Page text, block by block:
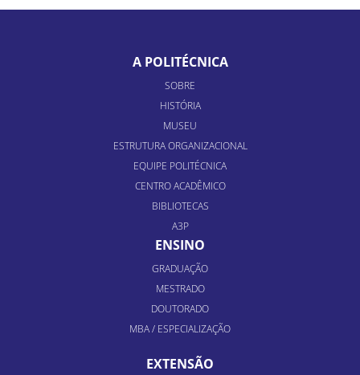
A POLITÉCNICA
SOBRE
HISTÓRIA
MUSEU
ESTRUTURA ORGANIZACIONAL
EQUIPE POLITÉCNICA
CENTRO ACADÊMICO
BIBLIOTECAS
A3P
ENSINO
GRADUAÇÃO
MESTRADO
DOUTORADO
MBA / ESPECIALIZAÇÃO
EXTENSÃO